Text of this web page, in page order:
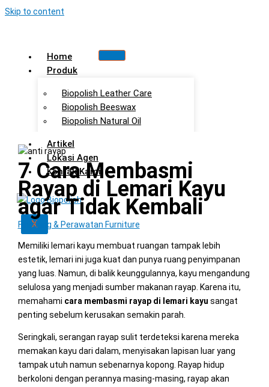
Skip to content
Home
Produk
Biopolish Leather Care
Biopolish Beeswax
Biopolish Natural Oil
Artikel
Lokasi Agen
Kontak Kami
X
7 Cara Membasmi
Rayap di Lemari Kayu
agar Tidak Kembali
Finishing & Perawatan Furniture
Memiliki lemari kayu membuat ruangan tampak lebih
estetik, lemari ini juga kuat dan punya ruang penyimpanan
yang luas. Namun, di balik keunggulannya, kayu mengandung
selulosa yang menjadi sumber makanan rayap. Karena itu,
memahami cara membasmi rayap di lemari kayu sangat
penting sebelum kerusakan semakin parah.
Seringkali, serangan rayap sulit terdeteksi karena mereka
memakan kayu dari dalam, menyisakan lapisan luar yang
tampak utuh namun sebenarnya kopong. Rayap hidup
berkoloni dengan perannya masing-masing, rayap akan